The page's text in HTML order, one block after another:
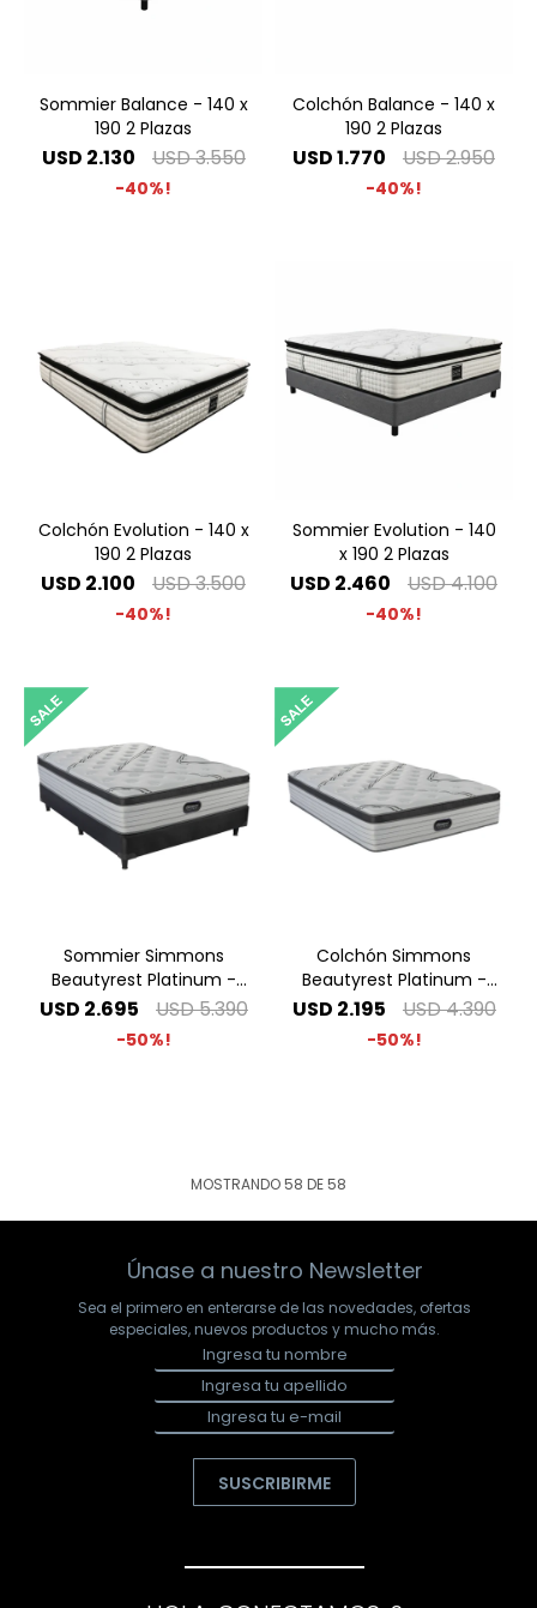
Sommier Balance - 140 x
190 2 Plazas
USD 2.130 USD3.550
40
Colchón Balance - 140 x
190 2 Plazas
USD1.770 USD2.950
40
Colchón Evolution - 140 x
190 2 Plazas
USD 2.100 USD3.500
40
Sommier Evolution - 140
x 190 2 Plazas
USD 2.460 USD4.100
40
Sommier Simmons
Beautyrest Platinum -
1.40 x 1.90 2 Plazas
USD 2.695 USD5.390
50
Colchón Simmons
Beautyrest Platinum -
1.40 x 1.90 2 Plazas
USD 2.195 USD4.390
50
MOSTRANDO58 DE58
Únase a nuestro Newsletter
Sea el primero en enterarse de las novedades, ofertas
especiales, nuevos productos y mucho más.
SUSCRIBIRME